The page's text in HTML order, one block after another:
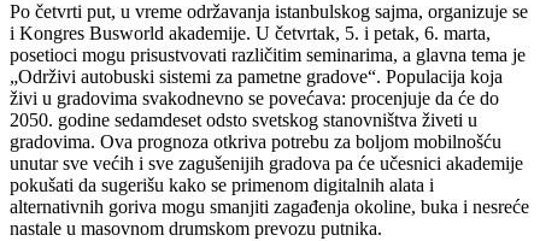
Po četvrti put, u vreme održavanja istanbulskog sajma, organizuje se
i Kongres Busworld akademije. U četvrtak, 5. i petak, 6. marta,
posetioci mogu prisustvovati različitim seminarima, a glavna tema je
„Održivi autobuski sistemi za pametne gradove“. Populacija koja
živi u gradovima svakodnevno se povećava: procenjuje da će do
2050. godine sedamdeset odsto svetskog stanovništva živeti u
gradovima. Ova prognoza otkriva potrebu za boljom mobilnošću
unutar sve većih i sve zagušenijih gradova pa će učesnici akademije
pokušati da sugerišu kako se primenom digitalnih alata i
alternativnih goriva mogu smanjiti zagađenja okoline, buka i nesreće
nastale u masovnom drumskom prevozu putnika.